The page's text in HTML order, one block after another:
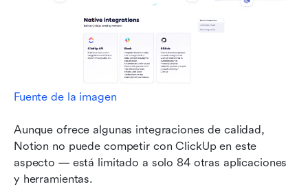
Fuente de la imagen
Aunque ofrece algunas integraciones de calidad,
Notion no puede competir con ClickUp en este
aspecto — está limitado a solo 84 otras aplicaciones
y herramientas.